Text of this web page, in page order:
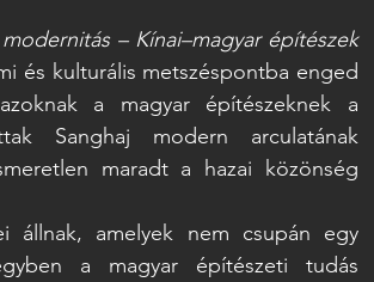
– Kínai–magyar építészek
és kulturális metszéspontba enged
a magyar építészeknek a
Sanghaj modern arculatának
maradt a hazai közönség
állnak, amelyek nem csupán egy
a magyar építészeti tudás